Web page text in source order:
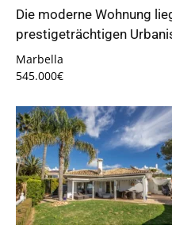
Die moderne Wohnung
prestigeträchtigen
Marbella
545.000€